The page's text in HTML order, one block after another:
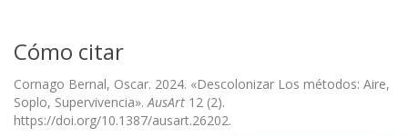
Cómo citar
Cornago Bernal, Oscar. 2024. «Descolonizar Los métodos: Aire,
Soplo, Supervivencia».AusArt 12 (2).
https://doi.org/10.1387/ausart.26202.